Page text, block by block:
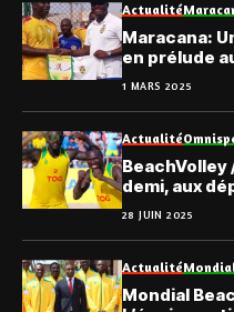
Actualité
Maracana:
en prélude
2025 au
1 MARS 2025
Actualité
BeachVolley
demi, aux
28 JUIN 2025
Actualité
Mondial